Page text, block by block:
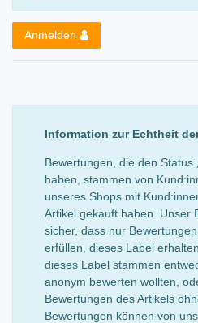
Anmelden
Information zur Echtheit
Bewertungen, die den Status
haben, stammen von
unseres Shops mit
Artikel gekauft haben. Unser
sicher, dass nur
erfüllen, dieses Label
dieses Label stammen
anonym bewerten wollten,
Bewertungen des Artikels
Bewertungen können von